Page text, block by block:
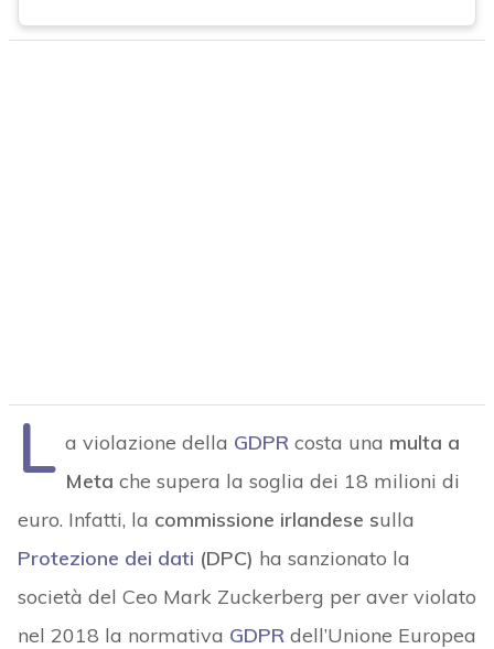
L a violazione della GDPRcosta una multa a
Meta che supera la soglia dei 18 milioni di
euro. Infatti, la commissione irlandese sulla
Protezione dei dati (DPC) ha sanzionato la
società del Ceo Mark Zuckerberg per aver violato
nel 2018 la normativa GDPRdell’Unione Europea